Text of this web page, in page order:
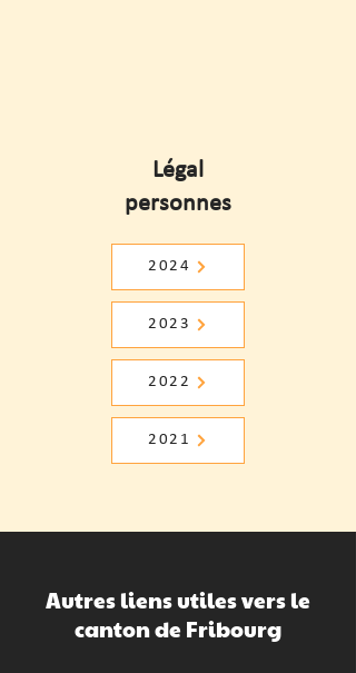
Légal
personnes
2024
2023
2022
2021
Autres liens utiles vers le
canton de Fribourg